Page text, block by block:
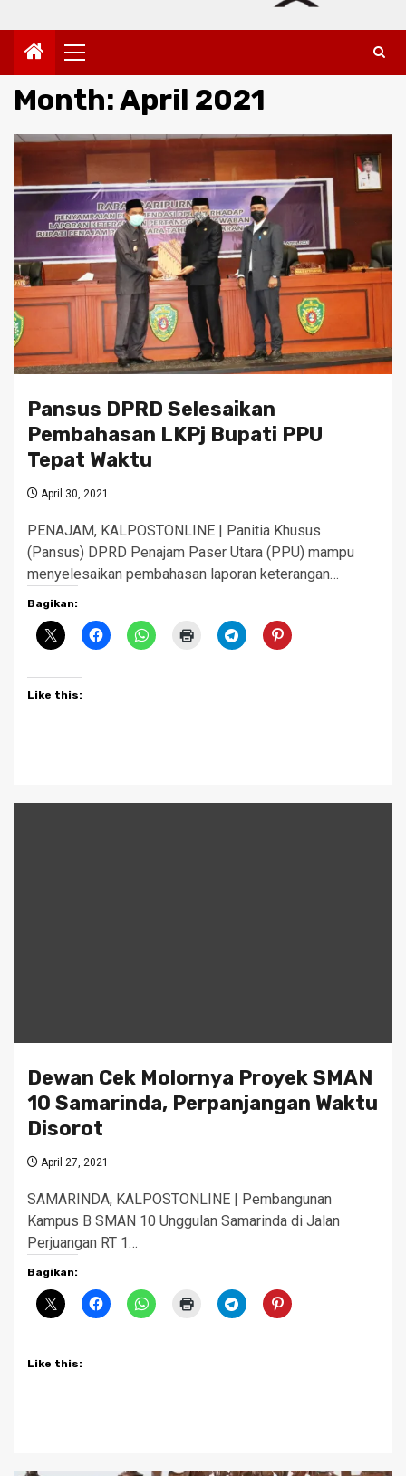
Primary
Menu
Month:April 2021
Pansus DPRD Selesaikan
Pembahasan LKPj Bupati PPU
Tepat Waktu
April 30, 2021
PENAJAM, KALPOSTONLINE | Panitia Khusus
(Pansus) DPRD Penajam Paser Utara (PPU) mampu
menyelesaikan pembahasan laporan keterangan…
Bagikan:
Like this:
Dewan Cek Molornya Proyek SMAN
10 Samarinda, Perpanjangan Waktu
Disorot
April 27, 2021
SAMARINDA, KALPOSTONLINE | Pembangunan
Kampus B SMAN 10 Unggulan Samarinda di Jalan
Perjuangan RT 1…
Bagikan:
Like this: